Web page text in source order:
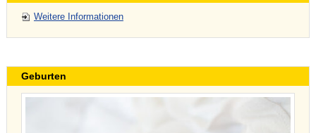
Weitere Informationen
Geburten